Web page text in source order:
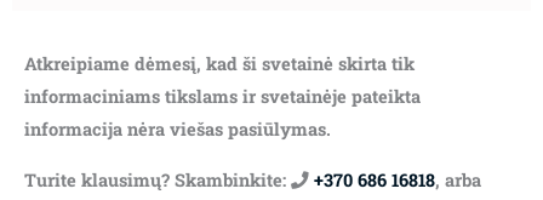
Atkreipiame dėmesį, kad ši svetainė skirta tik
informaciniams tikslams ir svetainėje pateikta
informacija nėra viešas pasiūlymas.
Turite klausimų? Skambinkite: +370 686 16818, arba